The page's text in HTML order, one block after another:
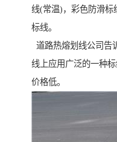
线(常温)，彩色防滑标
标线。
道路热熔划线公司告
线上应用广泛的一种
价格低。